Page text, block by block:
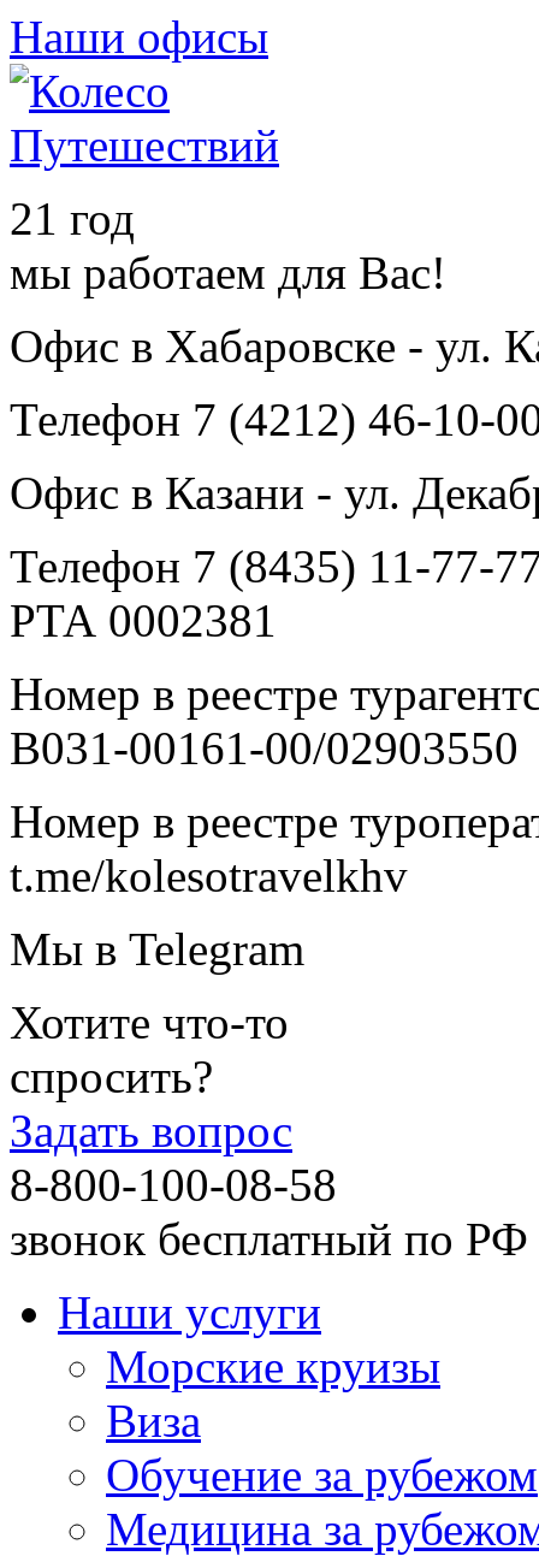
Наши офисы
21 год
мы работаем для Вас!
Офис в Хабаровске - ул.
Телефон 7 (4212) 46-10-
Офис в Казани - ул.
Телефон 7 (8435) 11-77-
РТА 0002381
Номер в реестре
В031-00161-00/02903550
Номер в реестре
t.me/kolesotravelkhv
Мы в Telegram
Хотите что-то
спросить?
Задать вопрос
8-800-100-08-58
звонок бесплатный по РФ
Наши услуги
Морские круизы
Виза
Обучение за рубежом
Медицина за